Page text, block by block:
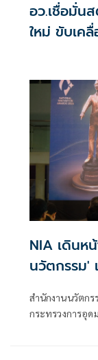
อว.เชื่อมั่น
ใหม่ ขับเค
NIA เดินห
นวัตกรรม'
ต่อพระอัจ
สำนักงานนวัตก
กระทรวงการอุด